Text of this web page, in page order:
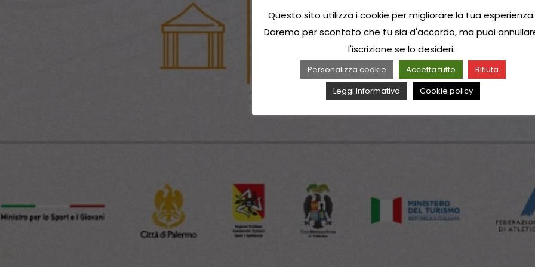
Questo sito utilizza i cookie per migliorare la tua esperienza.
Daremo per scontato che tu sia d'accordo, ma puoi
l'iscrizione se lo desideri.
Personalizza cookie Accetta tutto
Rifiuta
Leggi Informativa
Cookie policy